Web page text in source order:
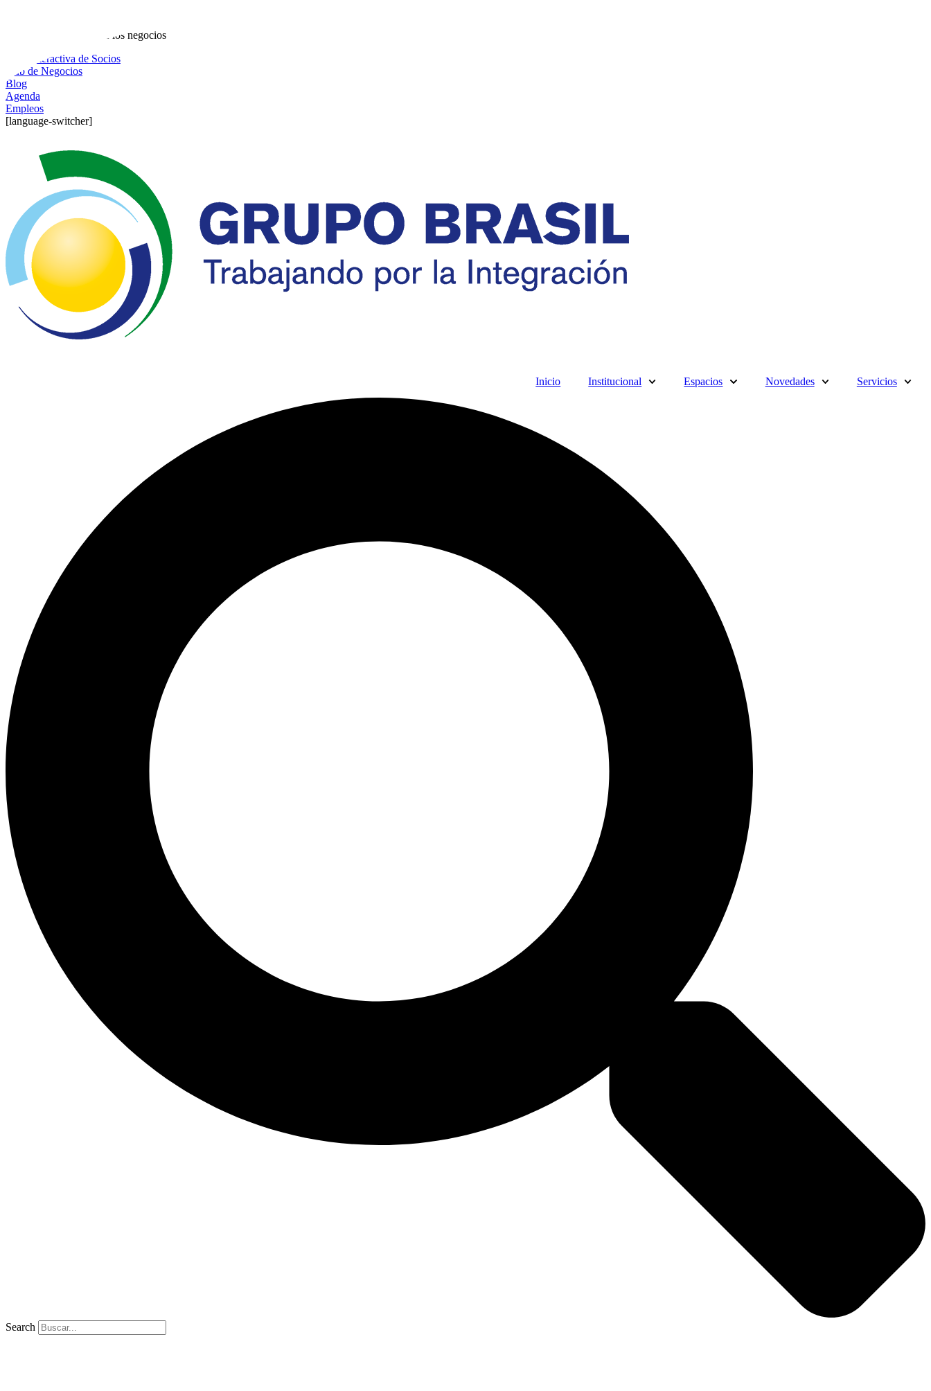
Co-creando el futuro de los negocios
Guía Interactiva de Socios
Hub de Negocios
Blog
Agenda
Empleos
[language-switcher]
Inicio Institucional Espacios Novedades Servicios
Search